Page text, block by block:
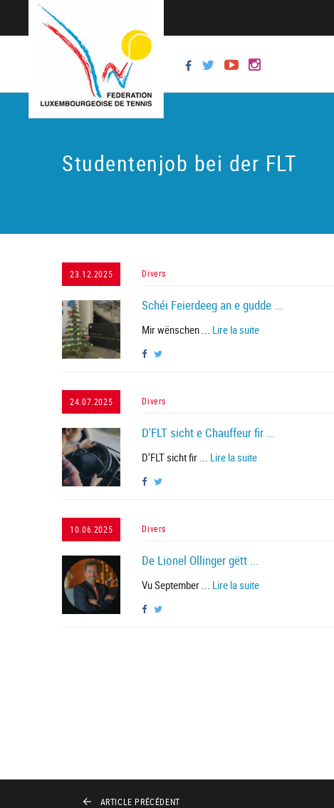
Studentenjob bei der FLT
23.12.2025 Divers
Schéi Feierdeeg an e gudde ...
Mir wënschen ... Lire la suite
24.07.2025 Divers
D'FLT sicht e Chauffeur fir ...
D'FLT sicht fir ... Lire la suite
10.06.2025 Divers
De Lionel Ollinger gëtt ...
Vu September ... Lire la suite
ARTICLE PRÉCÉDENT